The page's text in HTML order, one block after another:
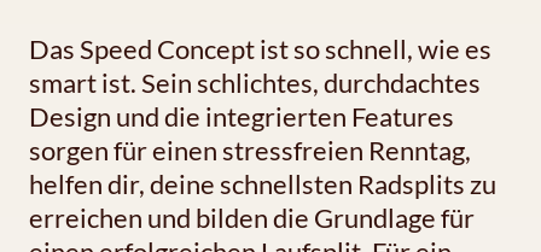
Das Speed Concept ist so schnell, wie es
smart ist. Sein schlichtes, durchdachtes
Design und die integrierten Features
sorgen für einen stressfreien Renntag,
helfen dir, deine schnellsten Radsplits zu
erreichen und bilden die Grundlage für